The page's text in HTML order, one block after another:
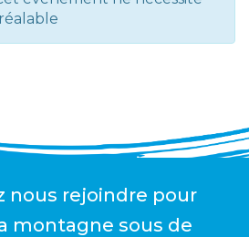
nous rejoindre pour
montagne sous de